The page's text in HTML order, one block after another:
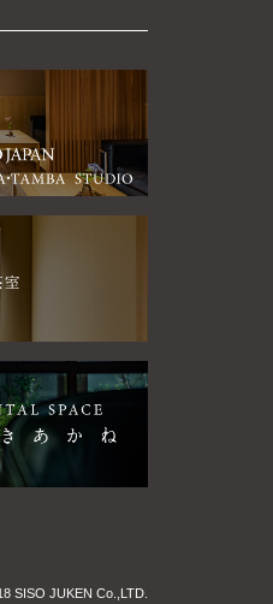
SISO JUKEN Co.,LTD.